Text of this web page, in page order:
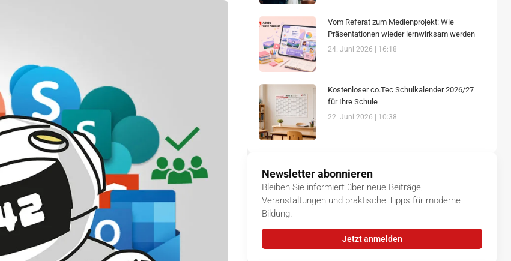
Vom Referat zum Medienprojekt: Wie
Präsentationen wieder lernwirksam werden
24. Juni 2026 16:18
Kostenloser co.Tec Schulkalender 2026/27
für Ihre Schule
22. Juni 2026 10:38
Newsletter abonnieren
Bleiben Sie informiert über neue Beiträge,
Veranstaltungen und praktische Tipps für moderne
Bildung.
Jetzt anmelden